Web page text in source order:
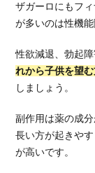
ザガーロにもフ
が多いのは性機能
性欲減退、勃起
れから子供を望
しましょう。
副作用は薬の成
長い方が起きや
が高いです。